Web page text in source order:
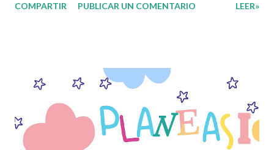
aquellos contenidos que sean de su interés con el material que
mediante el estudio constante es preocupación tanto de
directivos, docentes y padres de familia. Por tal motivo,
ponemos a su disposición una amplia gama de opciones para
utilizar como parte central de sus medios educativos con o como
COMPARTIR PUBLICAR UN COMENTARIO LEER»